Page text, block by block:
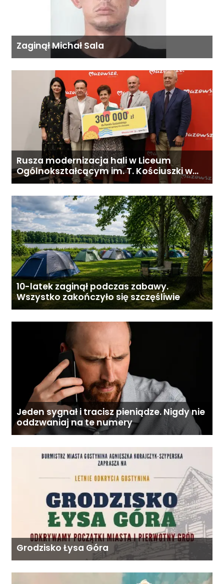
Zaginął Michał Sala
Rusza modernizacja hali w Liceum
Ogólnokształcącym im. T. Kościuszki w
Gostyninie
10-latek zaginął podczas zabawy.
Wszystko zakończyło się szczęśliwie
Jeden sygnał i tracisz pieniądze. Nigdy nie
oddzwaniaj na te numery
Grodzisko Łysa Góra